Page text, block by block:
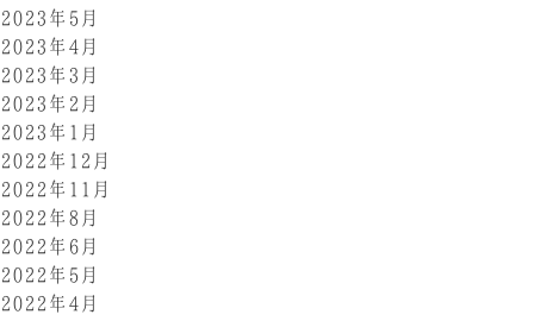
2023年5月
2023年4月
2023年3月
2023年2月
2023年1月
2022年12月
2022年11月
2022年8月
2022年6月
2022年5月
2022年4月